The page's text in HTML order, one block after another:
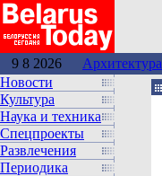
9 8 2026 Архитектура
Новости
Культура
Наука и техника
Спецпроекты
Развлечения
Периодика